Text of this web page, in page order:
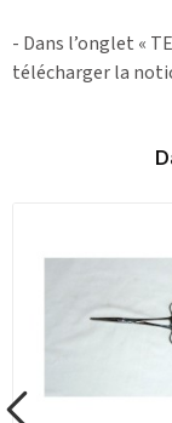
- Dans l’onglet «
télécharger la